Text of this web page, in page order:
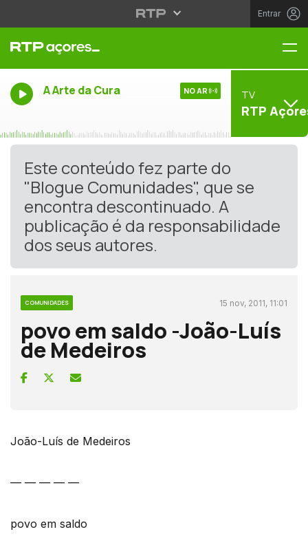
Entrar
A Arte da Cura NO AR TV
RTP
Este conteúdo fez parte do
"Blogue Comunidades", que se
encontra descontinuado. A
publicação é da responsabilidade
dos seus autores.
COMUNIDADES 15 nov, 2011, 11:01
povo em saldo -João-Luís
de Medeiros
João-Luís de Medeiros
— — — — —
povo em saldo